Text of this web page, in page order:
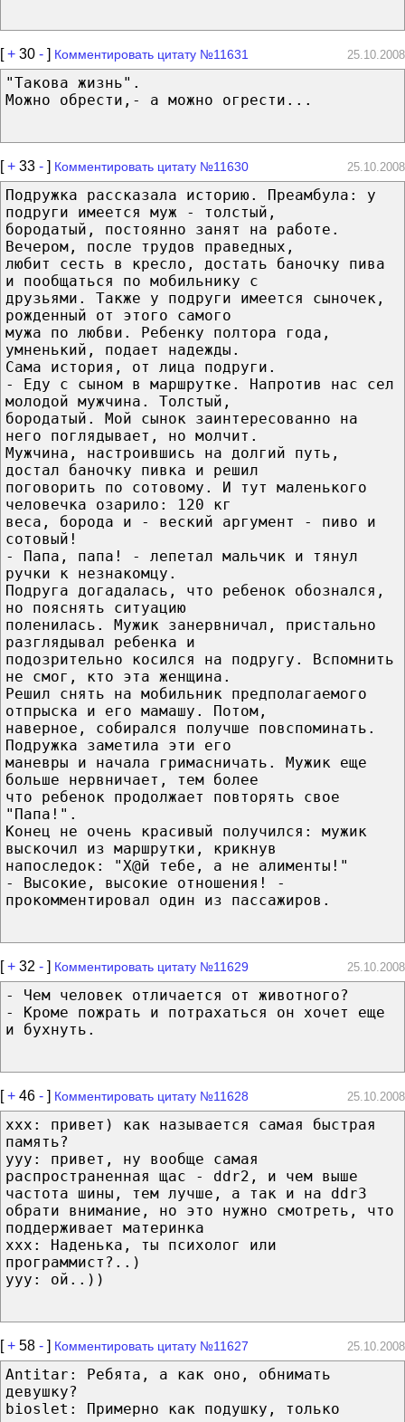
[+ 30 - ] Комментировать цитату №11631 25.10.2008
"Такова жизнь".
Можно обрести,- а можно огрести...
[+ 33 - ] Комментировать цитату №11630 25.10.2008
Подружка рассказала историю. Преамбула: у
подруги имеется муж - толстый,
бородатый, постоянно занят на работе.
Вечером, после трудов праведных,
любит сесть в кресло, достать баночку пива
и пообщаться по мобильнику с
друзьями. Также у подруги имеется сыночек,
рожденный от этого самого
мужа по любви. Ребенку полтора года,
умненький, подает надежды.
Сама история, от лица подруги.
- Еду с сыном в маршрутке. Напротив нас сел
молодой мужчина. Толстый,
бородатый. Мой сынок заинтересованно на
него поглядывает, но молчит.
Мужчина, настроившись на долгий путь,
достал баночку пивка и решил
поговорить по сотовому. И тут маленького
человечка озарило: 120 кг
веса, борода и - веский аргумент - пиво и
сотовый!
- Папа, папа! - лепетал мальчик и тянул
ручки к незнакомцу.
Подруга догадалась, что ребенок обознался,
но пояснять ситуацию
поленилась. Мужик занервничал, пристально
разглядывал ребенка и
подозрительно косился на подругу. Вспомнить
не смог, кто эта женщина.
Решил снять на мобильник предполагаемого
отпрыска и его мамашу. Потом,
наверное, собирался получше повспоминать.
Подружка заметила эти его
маневры и начала гримасничать. Мужик еще
больше нервничает, тем более
что ребенок продолжает повторять свое
"Папа!".
Конец не очень красивый получился: мужик
выскочил из маршрутки, крикнув
напоследок: "Х@й тебе, а не алименты!"
- Высокие, высокие отношения! -
прокомментировал один из пассажиров.
[+ 32 - ] Комментировать цитату №11629 25.10.2008
- Чем человек отличается от животного?
- Кроме пожрать и потрахаться он хочет ещe
и бухнуть.
[+ 46 - ] Комментировать цитату №11628 25.10.2008
xxx: привет) как называется самая быстрая
память?
yyy: привет, ну вообще самая
распространенная щас - ddr2, и чем выше
частота шины, тем лучше, а так и на ddr3
обрати внимание, но это нужно смотреть, что
поддерживает материнка
xxx: Наденька, ты психолог или
программист?..)
yyy: ой..))
[+ 58 - ] Комментировать цитату №11627 25.10.2008
Antitar: Ребята, а как оно, обнимать
девушку?
bioslet: Примерно как подушку, только